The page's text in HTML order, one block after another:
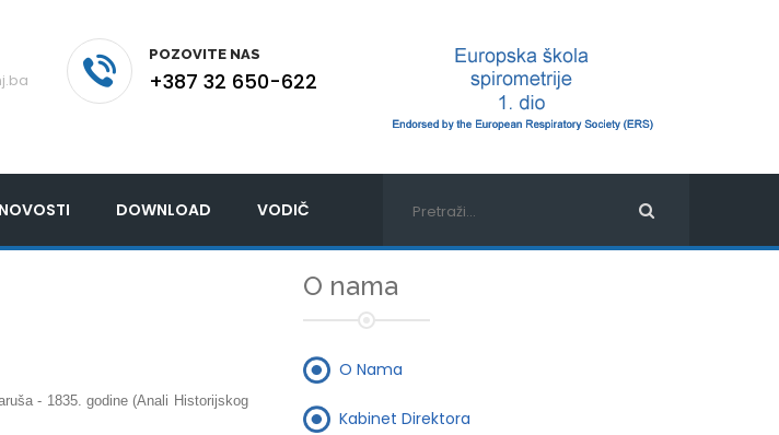
POZOVITE NAS
+387 32 650-622
NOVOSTI DOWNLOAD VODIČ
- 1835. godine (Anali Historijskog
O nama
O Nama
Kabinet Direktora